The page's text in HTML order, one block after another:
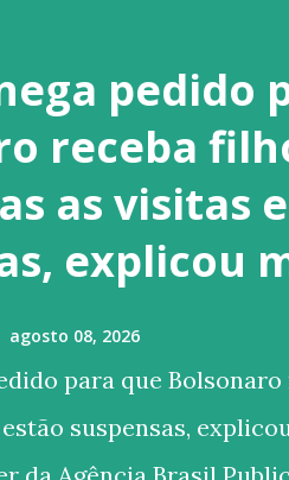
pedido
receba
as visitas
explicou
agosto 08, 2026
para que
suspensas,